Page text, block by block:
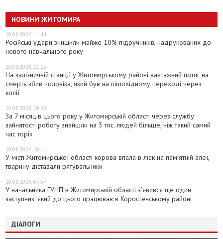
НОВИНИ ЖИТОМИРА
10.08.2026, 11:44
Російські удари знищили майже 10% підручників, надрукованих до
нового навчального року
10.08.2026, 11:15
На залізничній станції у Житомирському районі вантажний потяг на
смерть збив чоловіка, який був на пішохідному переході через
колії
10.08.2026, 10:59
За 7 місяців цього року у Житомирській області через службу
зайнятості роботу знайшли на 3 тис. людей більше, ніж такий самий
час торік
10.08.2026, 10:11
У місті Житомирської області корова впала в люк на пам’ятній алеї,
тварину діставали рятувальники
10.08.2026, 09:57
У начальника ГУНП в Житомирській області з’явився ще один
заступник, який до цього працював в Коростенському районі
ДІАЛОГИ